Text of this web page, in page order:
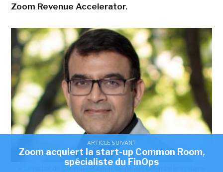
ARTICLE SUIVANT
Zoom acquiert la start-up Common Room,
spécialiste du FinOps
Zoom Revenue Accelerator.
« Le rachat de Common Room nous permet détendre le système